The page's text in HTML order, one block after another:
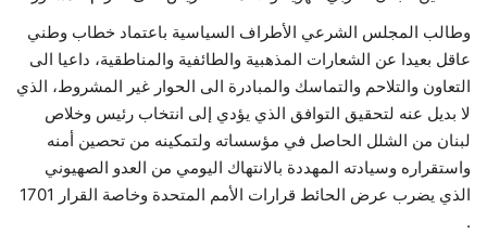
وطالب المجلس الشرعي الأطراف السياسية باعتماد خطاب وطني
عاقل بعيدا عن الشعارات المذهبية والطائفية والمناطقية، داعيا الى
التعاون والتلاحم والتماسك والمبادرة الى الحوار غير المشروط، الذي
لا بديل عنه لتحقيق التوافق الذي يؤدي إلى انتخاب رئيس وخلاص
لبنان من الشلل الحاصل في مؤسساته ولتمكينه من تحصين أمنه
واستقراره وسيادته المهددة بالانتهاك اليومي من العدو الصهيوني
الذي يضرب عرض الحائط قرارات الأمم المتحدة وخاصة القرار 1701
.